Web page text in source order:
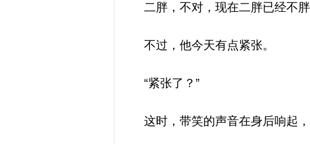
二胖，不对，现在二胖已经不胖
不过，他今天有点紧张。
“紧张了？”
这时，带笑的声音在身后响起，